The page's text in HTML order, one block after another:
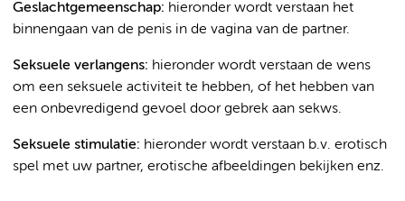
Geslachtgemeenschap: hieronder wordt verstaan het
binnengaan van de penis in de vagina van de partner.
Seksuele verlangens: hieronder wordt verstaan de wens
om een seksuele activiteit te hebben, of het hebben van
een onbevredigend gevoel door gebrek aan sekws.
Seksuele stimulatie: hieronder wordt verstaan b.v. erotisch
spel met uw partner, erotische afbeeldingen bekijken enz.